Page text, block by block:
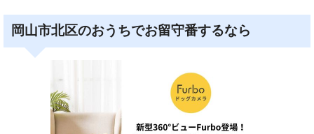
岡山市北区のおうちでお留守番するなら